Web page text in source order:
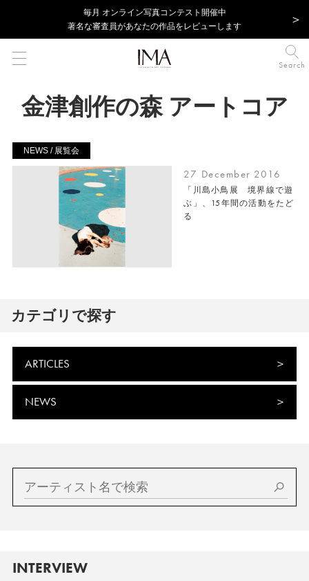
毎⽉ オンライン写真コンテスト開催中
著名な審査員があなたの作品をレビューします
Search
金津創作の森 アートコア
NEWS / 展覧会
27 December 2016
「川島小鳥展 境界線で遊
ぶ」、15年間の活動をたど
る
カテゴリで探す
ARTICLES
NEWS
INTERVIEW